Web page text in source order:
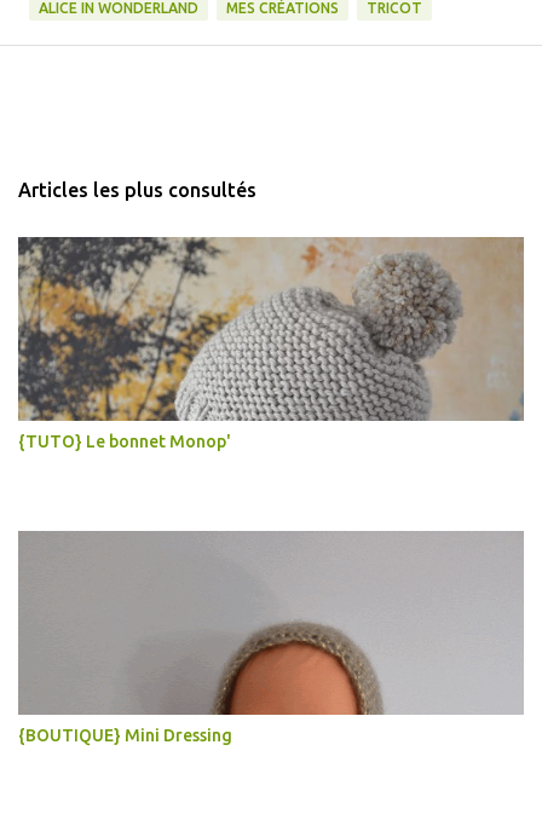
ALICE IN WONDERLAND MES CRÉATIONS TRICOT
Articles les plus consultés
{TUTO} Le bonnet Monop'
{BOUTIQUE} Mini Dressing